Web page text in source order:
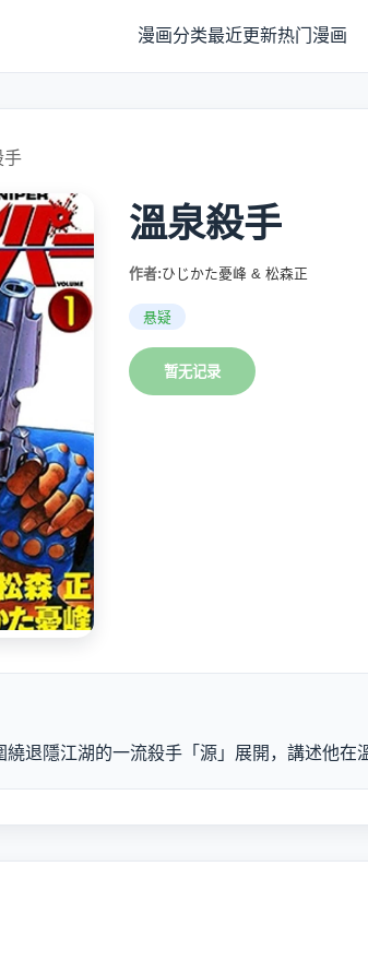
漫画分类最近更新热门漫画
手
溫泉殺手
作者:ひじかた憂峰 & 松森正
悬疑
暂无记录
退隱江湖的一流殺手「源」展開，講述他在